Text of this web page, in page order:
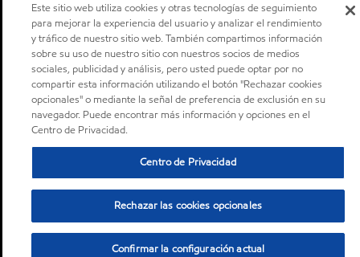
Este sitio web utiliza cookies y otras tecnologías de seguimiento
para mejorar la experiencia del usuario y analizar el rendimiento
y tráfico de nuestro sitio web. También compartimos información
sobre su uso de nuestro sitio con nuestros socios de medios
sociales, publicidad y análisis, pero usted puede optar por no
compartir esta información utilizando el botón "Rechazar cookies
opcionales" o mediante la señal de preferencia de exclusión en su
navegador. Puede encontrar más información y opciones en el
Centro de Privacidad.
Centro de Privacidad
Rechazar las cookies opcionales
Confirmar la configuración actual